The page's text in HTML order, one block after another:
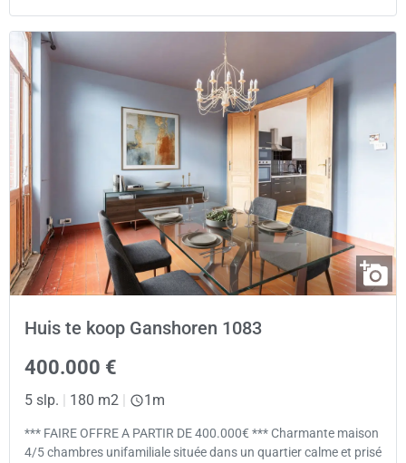
Huis te koop Ganshoren 1083
400.000 €
5 slp. | 180 m2 | 1m
*** FAIRE OFFRE A PARTIR DE 400.000€ *** Charmante maison
4/5 chambres unifamiliale située dans un quartier calme et prisé